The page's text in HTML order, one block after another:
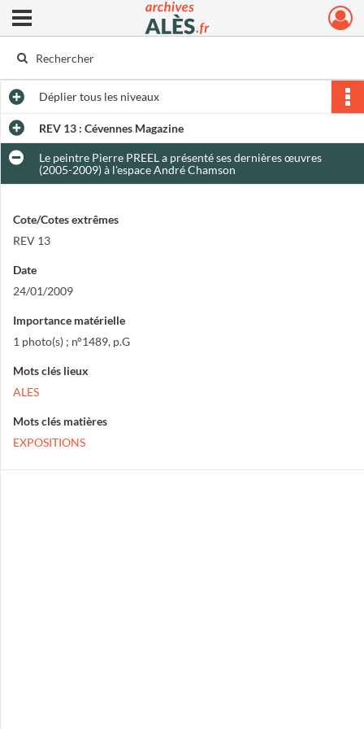
Archives municipales d'Alès
Ouvrir le menu déroulant
Dépliertous les niveaux
REV 13 : Cévennes Magazine
Le peintre Pierre PREEL a présenté ses dernières œuvres
(2005-2009) à l'espace André Chamson
Cote/Cotes extrêmes
REV 13
Date
24/01/2009
Importance matérielle
1 photo(s) ; n°1489, p.G
Mots clés lieux
ALES
Mots clés matières
EXPOSITIONS